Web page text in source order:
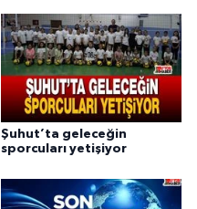
Şuhut’ta geleceğin
sporcuları yetişiyor